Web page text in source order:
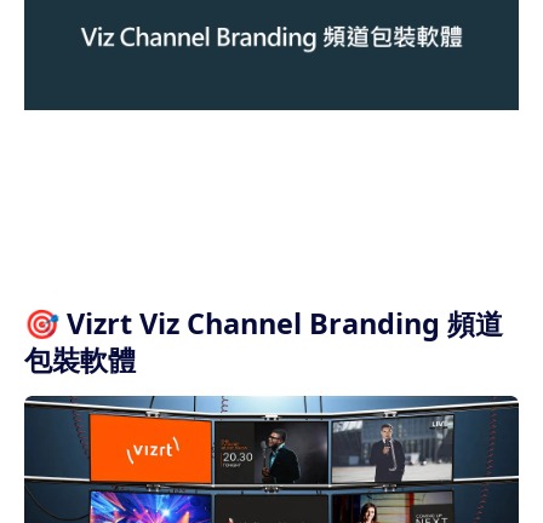
🎯 Vizrt Viz Channel Branding 頻道
包裝軟體